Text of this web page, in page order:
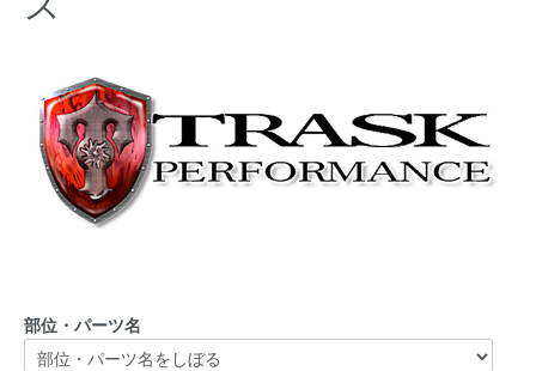
部位・パーツ名